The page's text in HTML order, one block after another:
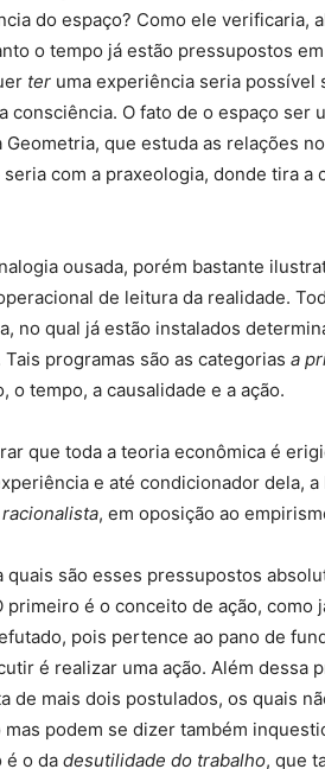
do espaço? Como ele verificaria,
o tempo já estão pressupostos
ter uma experiência seria possível
consciência. O fato de o espaço ser
Geometria, que estuda as relações
com a praxeologia, donde tira a
ousada, porém bastante
de leitura da realidade.
no qual já estão instalados
programas são as categorias a
o tempo, a causalidade e a ação.
que toda a teoria econômica é
e até condicionador dela,
racionalista, em oposição ao
quais são esses pressupostos
primeiro é o conceito de ação,
pois pertence ao pano de
é realizar uma ação. Além dessa
de mais dois postulados, os quais
podem se dizer também
é o da desutilidade do trabalho, que